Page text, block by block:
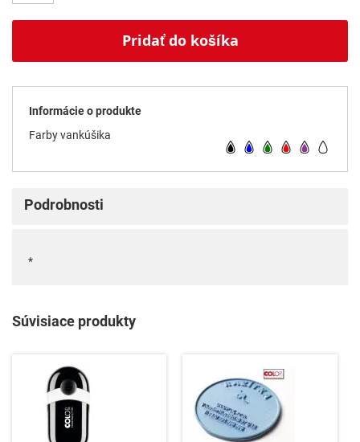
Pridať do košíka
Informácie o produkte
Farby vankúšika
Podrobnosti
*
Súvisiace produkty